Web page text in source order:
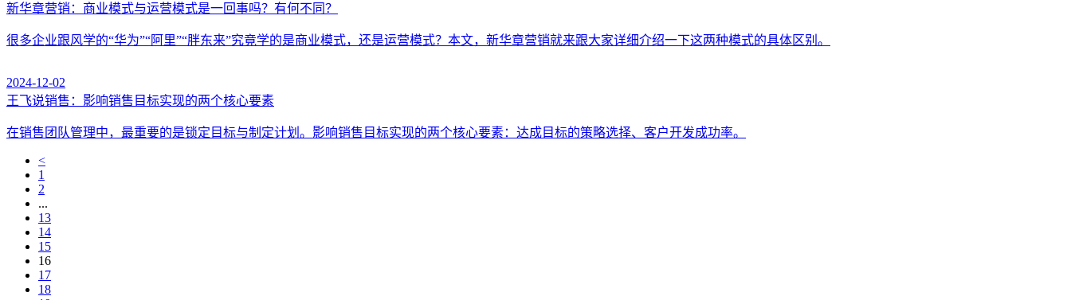
新华章营销：商业模式与运营模式是一回事吗？有何不同？
很多企业跟风学的“华为”“阿里”“胖东来”究竟学的是商业模式，还是运营模式？本文，新华章营销就来跟大家详细介绍一下这两种模式的具体区别。
2024-12-02
王飞说销售：影响销售目标实现的两个核心要素
在销售团队管理中，最重要的是锁定目标与制定计划。影响销售目标实现的两个核心要素：达成目标的策略选择、客户开发成功率。
<
1
2
...
13
14
15
16
17
18